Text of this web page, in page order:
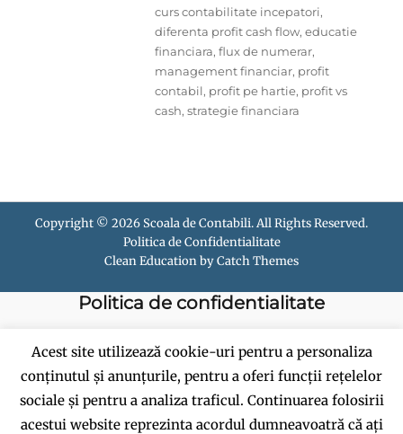
curs contabilitate incepatori,
diferenta profit cash flow,educatie
financiara,flux de numerar,
management financiar, profit
contabil, profit pe hartie, profit vs
cash,strategie financiara
Copyright © 2026 Scoala de Contabili. All Rights Reserved.
Politica de Confidentialitate
Clean Education byCatch Themes
Acest site utilizează cookie-uri pentru a personaliza
conținutul și anunțurile, pentru a oferi funcții rețelelor
sociale și pentru a analiza traficul. Continuarea folosirii
acestui website reprezinta acordul dumneavoatră că ați
Politica de confidentialitate
Politica de cookies
Termeni si conditii